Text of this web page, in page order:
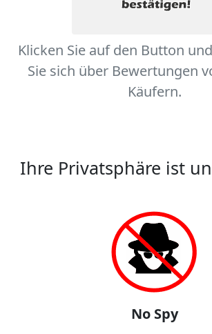
Klicken Sie auf den Button
Sie sich über Bewertungen
Käufern.
Ihre Privatsphäre ist
No Spy